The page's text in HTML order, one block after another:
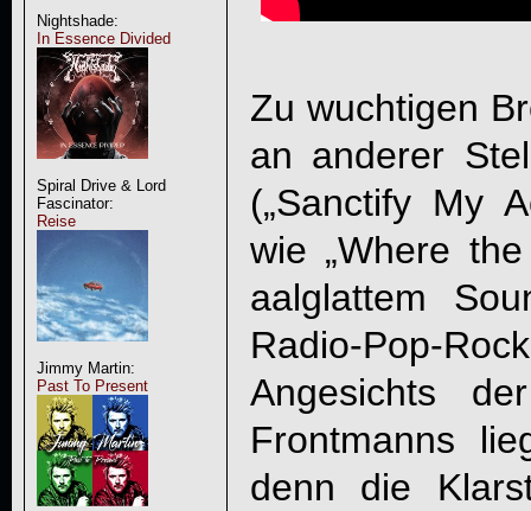
Nightshade:
In Essence Divided
Spiral Drive & Lord
Fascinator:
Reise
Jimmy Martin:
Past To Present
Zu wuchtigen
an anderer
(„Sanctify My
wie „Where
aalglattem
Radio-Pop-
Angesichts
Frontmanns
denn die